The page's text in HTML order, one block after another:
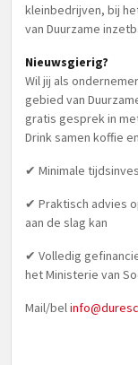
kleinbedrijven, bij
van Duurzame
Nieuwsgierig?
Wil jij als
gebied van
gratis gesprek in
Drink samen koffie
✔ Minimale
✔ Praktisch advies
aan de slag kan
✔ Volledig
het Ministerie van
Mail/bel